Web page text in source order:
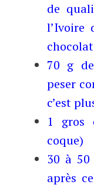
de
l’Ivoire
70 g
peser
c’est
1 gros
coque)
30 à
après